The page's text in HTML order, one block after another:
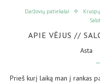
Daržovių patiekalai
APIE VĖJUS //
Asta
Prieš kurį laiką man į rankas